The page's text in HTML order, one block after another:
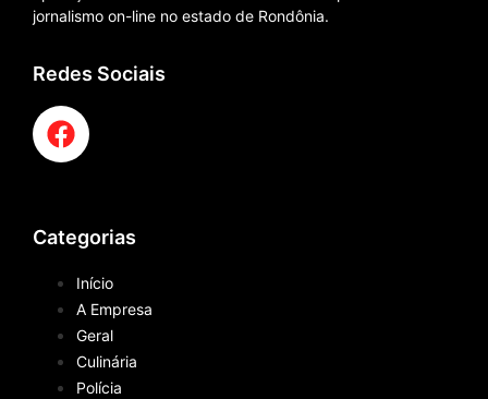
jornalismo on-line no estado de Rondônia.
Redes Sociais
Categorias
Início
A Empresa
Geral
Culinária
Polícia